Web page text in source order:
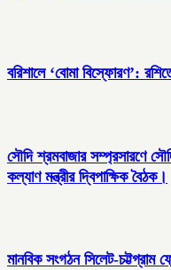
বরিশালে ‘বোমা বিস্ফোরণ’:
সৌদি শ্রমবাজার সম্প্রসারণে
কল্যাণ মন্ত্রীর দ্বিপাক্ষিক বৈঠক।
মানবিক সংগঠন সিলেট-চট্টগ্রাম